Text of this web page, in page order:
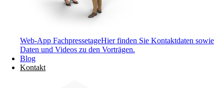
Web-App FachpressetageHier finden Sie Kontaktdaten sowie
Daten und Videos zu den Vorträgen.
Blog
Kontakt